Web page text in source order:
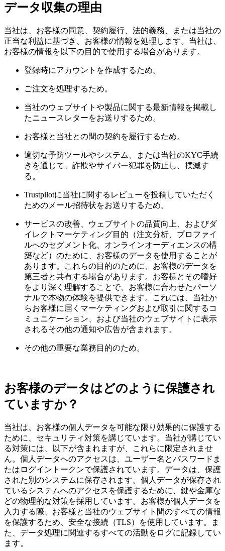
データ収集の理由
当社は、お客様の同意、契約履行、法的義務、または当社の
正当な利益に基づき、お客様の情報を処理します。当社は、
お客様の情報を以下の目的で使用する場合があります。
登録時にアカウントを作成するため。
ご注文を処理するため。
当社のウェブサイトや製品に関する最新情報を掲載し
たニュースレターをお送りするため。
お客様と当社との間の契約を履行するため。
適切な予防ツールやシステム、または当社のKYC手続
きを通じて、詐欺やサイバー犯罪を防止し、撲滅す
る。
Trustpilotに当社に関するレビューを投稿していただく
ためのメール招待状をお送りするため。
サービスの改善、ウェブサイトの品質向上、およびダ
イレクトマーケティング目的（注文分析、プロファイ
ルへのセグメント化、オンラインオーディエンスの構
築など）のために、お客様のデータを使用することが
あります。これらの目的のために、お客様のデータを
第三者と共有する場合があります。お客様とその嗜好
をより深く理解することで、お客様に合わせたパーソ
ナルで本物の体験を提供できます。これには、当社か
らお客様に届くマーケティングおよび取引に関するコ
ミュニケーション、および当社のウェブサイトに表示
されるその他の通知や広告が含まれます。
その他の重要な業務目的のため。
お客様のデータはどのように保護され
ていますか？
当社は、お客様の個人データを可能な限り効果的に保護する
ために、セキュリティ対策を講じています。当社が講じてい
る対策には、以下が含まれますが、これらに限定されませ
ん。個人データへのアクセスは、ユーザー名とパスワードま
たはログイントークンで保護されています。データは、保護
された別のシステムに保存されます。個人データが保存され
ているシステムへのアクセスを保護するために、鍵や金庫な
どの物理的な対策を採用しています。お客様が個人データを
入力する際、お客様と当社のウェブサイト間のすべての情報
を保護するため、安全な接続（TLS）を使用しています。ま
た、データ処理に関連するすべての活動をログに記録してい
ます。